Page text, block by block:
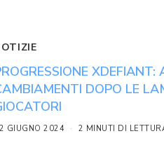
XDEFIANT:
DOPO LE
GIUGNO 2024 2 MINUTI DI